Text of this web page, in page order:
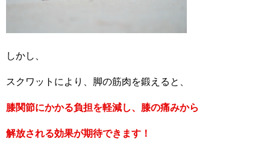
しかし、
スクワットにより、脚の筋肉を鍛えると、
膝関節にかかる負担を軽減し、膝の痛みから
解放される効果が期待できます！